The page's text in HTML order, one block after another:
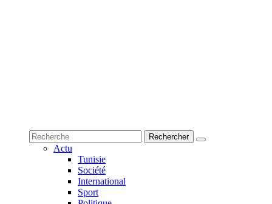
Actu
Tunisie
Société
International
Sport